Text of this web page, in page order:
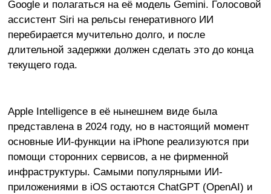
Google и полагаться на её модель Gemini. Голосовой
ассистент Siri на рельсы генеративного ИИ
перебирается мучительно долго, и после
длительной задержки должен сделать это до конца
текущего года.
Apple Intelligence в её нынешнем виде была
представлена в 2024 году, но в настоящий момент
основные ИИ-функции на iPhone реализуются при
помощи сторонних сервисов, а не фирменной
инфраструктуры. Самыми популярными ИИ-
приложениями в iOS остаются ChatGPT (OpenAI) и